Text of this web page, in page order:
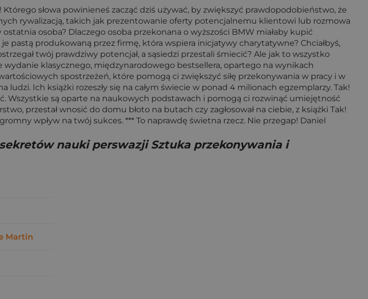
Którego słowa powinieneś zacząć dziś używać, by zwiększyć prawdopodobieństwo, że
rywalizacją, takich jak prezentowanie oferty potencjalnemu klientowi lub rozmowa
osoba? Dlaczego osoba przekonana o wyższości BMW miałaby kupić
pastą produkowaną przez firmę, która wspiera inicjatywy charytatywne? Chciałbyś,
twój prawdziwy potencjał, a sąsiedzi przestali śmiecić? Ale jak to wszystko
klasycznego, międzynarodowego bestsellera, opartego na wynikach
spostrzeżeń, które pomogą ci zwiększyć siłę przekonywania w pracy i w
Ich książki rozeszły się na całym świecie w ponad 4 milionach egzemplarzy. Tak!
są oparte na naukowych podstawach i pomogą ci rozwinąć umiejętność
przestał wnosić do domu błoto na butach czy zagłosował na ciebie, z książki Tak!
wpływ na twój sukces. *** To naprawdę świetna rzecz. Nie przegap! Daniel
sekretów nauki perswazji Sztuka przekonywania i
Martin